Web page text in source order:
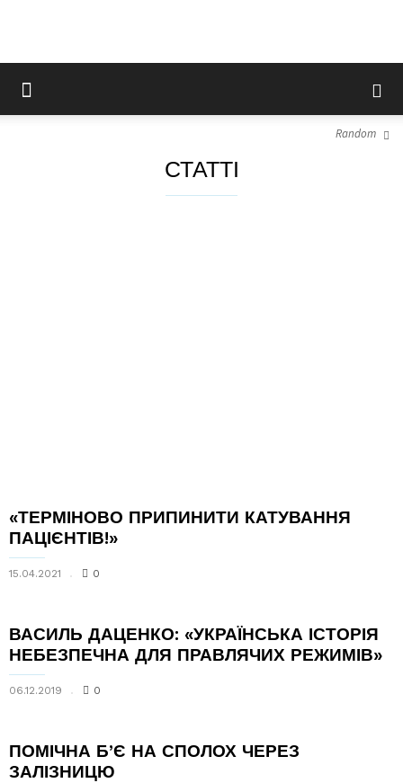
Random
СТАТТІ
«ТЕРМІНОВО ПРИПИНИТИ КАТУВАННЯ
ПАЦІЄНТІВ!»
15.04.2021 0
ВАСИЛЬ ДАЦЕНКО: «УКРАЇНСЬКА ІСТОРІЯ
НЕБЕЗПЕЧНА ДЛЯ ПРАВЛЯЧИХ РЕЖИМІВ»
06.12.2019 0
ПОМІЧНА Б’Є НА СПОЛОХ ЧЕРЕЗ
ЗАЛІЗНИЦЮ